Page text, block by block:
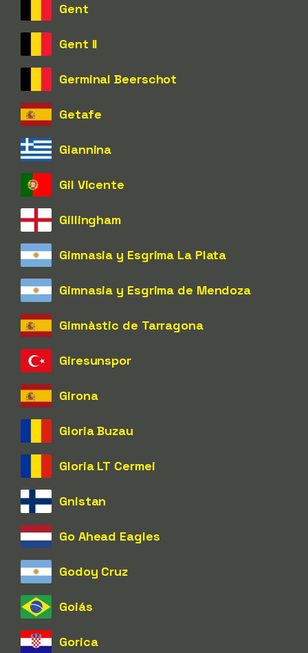
Gent
Gent II
Germinal Beerschot
Getafe
Giannina
Gil Vicente
Gillingham
Gimnasia y Esgrima La Plata
Gimnasia y Esgrima de Mendoza
Gimnàstic de Tarragona
Giresunspor
Girona
Gloria Buzau
Gloria LT Cermei
Gnistan
Go Ahead Eagles
Godoy Cruz
Goiás
Gorica